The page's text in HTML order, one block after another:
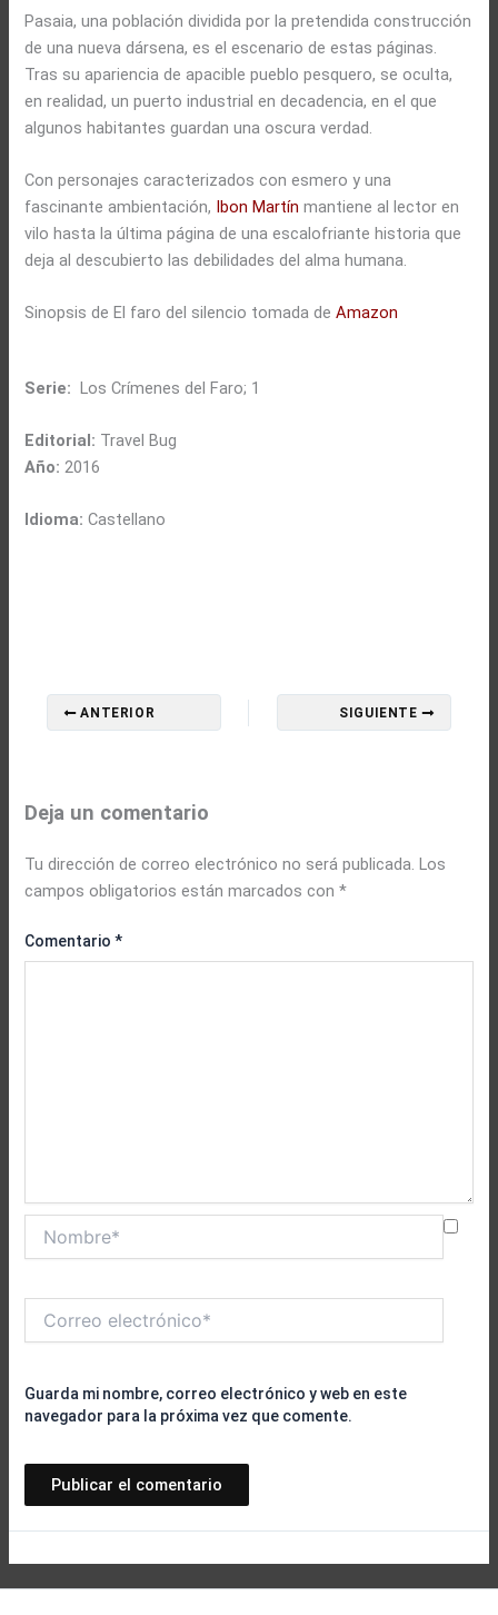
Pasaia, una población dividida por la pretendida construcción
de una nueva dársena, es el escenario de estas páginas.
Tras su apariencia de apacible pueblo pesquero, se oculta,
en realidad, un puerto industrial en decadencia, en el que
algunos habitantes guardan una oscura verdad.
Con personajes caracterizados con esmero y una
fascinante ambientación, Ibon Martín mantiene al lector en
vilo hasta la última página de una escalofriante historia que
deja al descubierto las debilidades del alma humana.
Sinopsis de El faro del silencio tomada deAmazon
Serie: Los Crímenes del Faro; 1
Editorial: Travel Bug
Año: 2016
Idioma: Castellano
ANTERIOR SIGUIENTE
Deja un comentario
Tu dirección de correo electrónico no será publicada. Los
campos obligatorios están marcados con*
Comentario*
electrónico*
Guarda mi nombre, correo electrónico y web en este
navegador para la próxima vez que comente.